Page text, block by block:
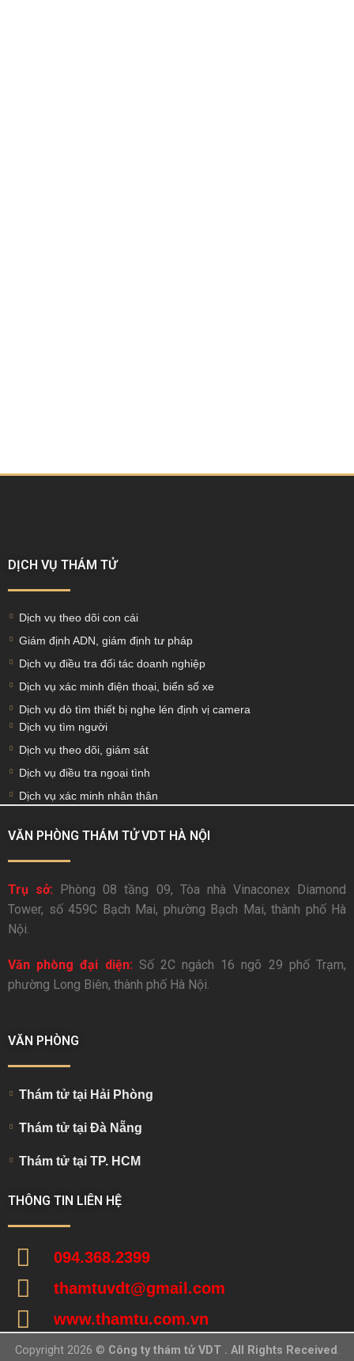
DỊCH VỤ THÁM TỬ
Dịch vụ theo dõi con cái
Giám định ADN, giám định tư pháp
Dịch vụ điều tra đối tác doanh nghiệp
Dịch vụ xác minh điện thoại, biển số xe
Dịch vụ dò tìm thiết bị nghe lén định vị camera
Dịch vụ tìm người
Dịch vụ theo dõi, giám sát
Dịch vụ điều tra ngoại tình
Dịch vụ xác minh nhân thân
VĂN PHÒNG THÁM TỬ VDT HÀ NỘI
Trụ sở: Phòng 08 tầng 09, Tòa nhà Vinaconex Diamond
Tower, số 459C Bạch Mai, phường Bạch Mai, thành phố Hà
Nội.
Văn phòng đại diện: Số 2C ngách 16 ngõ 29 phố Trạm,
phường Long Biên, thành phố Hà Nội.
VĂN PHÒNG
Thám tử tại Hải Phòng
Thám tử tại Đà Nẵng
Thám tử tại TP. HCM
THÔNG TIN LIÊN HỆ
094.368.2399
thamtuvdt@gmail.com
www.thamtu.com.vn
Copyright 2026 © Công ty thám tử VDT . All Rights Received .